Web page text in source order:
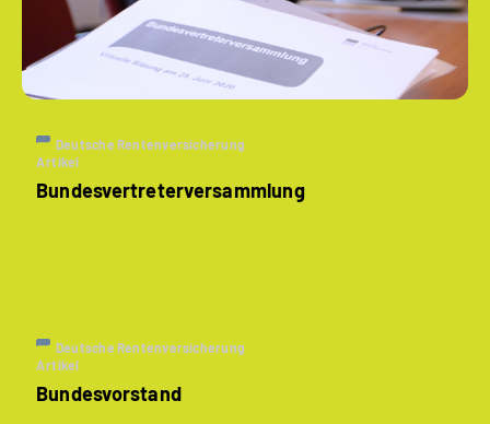
Deutsche Rentenversicherung
Artikel
Bundesvertreter­versammlung
Deutsche Rentenversicherung
Artikel
Bundesvorstand